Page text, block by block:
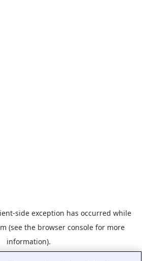
-side exception has occurred while
(see the browser console for more
information).